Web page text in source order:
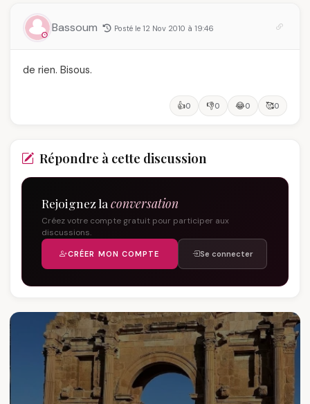
Bassoum Posté le 12 Nov 2010 à 19:46
de rien. Bisous.
👍0 👎0 😂0 🥰0
Répondre à cette discussion
Rejoignez la conversation
Créez votre compte gratuit pour participer aux
discussions.
CRÉER MON COMPTE Se connecter